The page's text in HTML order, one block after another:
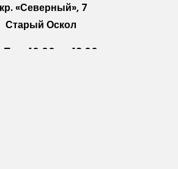
«Северный», 7
Старый Оскол
с 10:00 до 18:00